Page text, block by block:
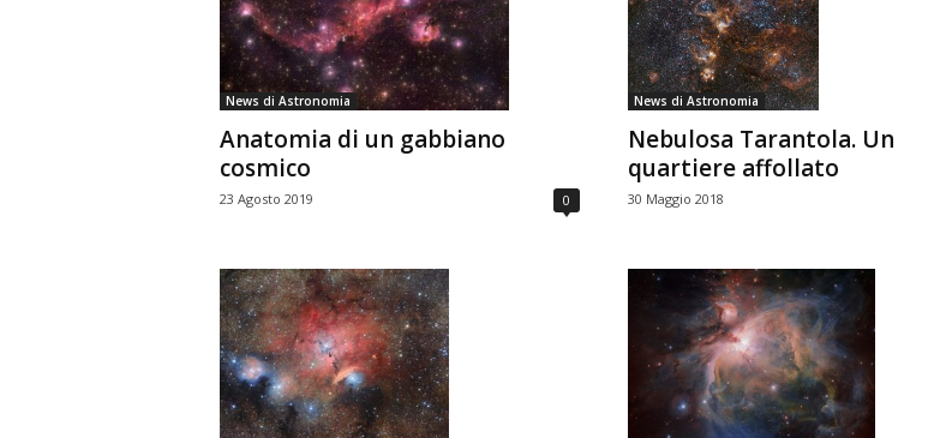
News di Astronomia
Anatomia di un gabbiano
cosmico
23 Agosto 2019 0
News di Astronomia
Nebulosa Tarantola. Un
quartiere affollato
30 Maggio 2018